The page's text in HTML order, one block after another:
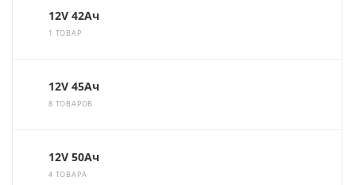
12V 42Ач
1 ТОВАР
12V 45Ач
8 ТОВАРОВ
12V 50Ач
4 ТОВАРА